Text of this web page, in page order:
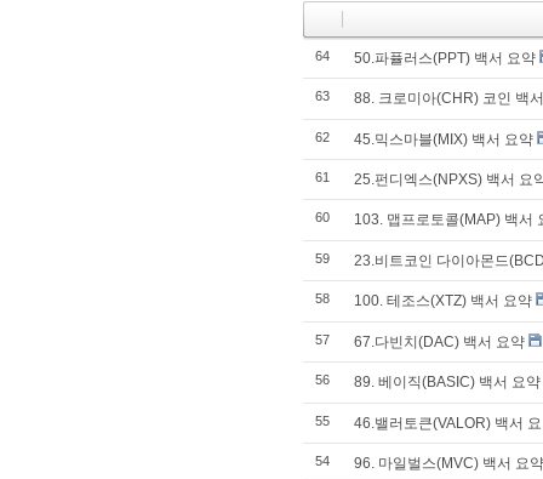
64 50.파퓰러스(PPT) 백서 요약
63 88. 크로미아(CHR) 코인 백
62 45.믹스마블(MIX) 백서 요약
61 25.펀디엑스(NPXS) 백서 요
60 103. 맵프로토콜(MAP) 백서
59 23.비트코인 다이아몬드
58 100. 테조스(XTZ) 백서 요약
57 67.다빈치(DAC) 백서 요약
56 89. 베이직(BASIC) 백서 요약
55 46.밸러토큰(VALOR) 백서
54 96. 마일벌스(MVC) 백서 요약